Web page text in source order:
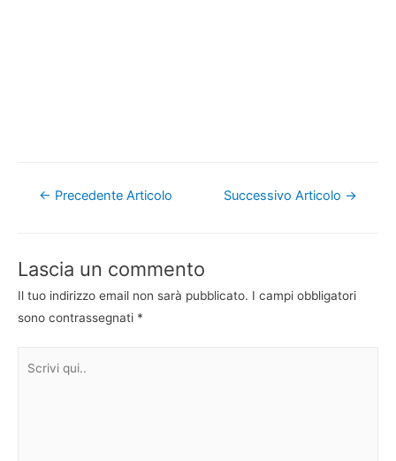
Navigazione
← Precedente Articolo Successivo Articolo →
Lascia un commento
Il tuo indirizzo email non sarà pubblicato. I campi obbligatori
sono contrassegnati *